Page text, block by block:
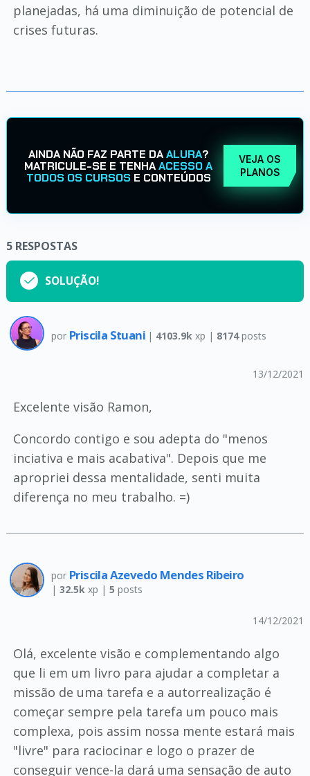
planejadas, há uma diminuição de potencial de
crises futuras.
AINDA NÃO FAZ PARTE DAALURA?
MATRICULE-SE E TENHAACESSO A
TODOS OS CURSOS E CONTEÚDOS
VEJA OS
PLANOS
5 RESPOSTAS
SOLUÇÃO!
por Priscila Stuani | 4103.9k xp | 8174posts
13/12/2021
Excelente visão Ramon,
Concordo contigo e sou adepta do "menos
inciativa e mais acabativa". Depois que me
apropriei dessa mentalidade, senti muita
diferença no meu trabalho. =)
por Priscila Azevedo Mendes Ribeiro
| 32.5kxp | 5 posts
14/12/2021
Olá, excelente visão e complementando algo
que li em um livro para ajudar a completar a
missão de uma tarefa e a autorrealização é
começar sempre pela tarefa um pouco mais
complexa, pois assim nossa mente estará mais
"livre" para raciocinar e logo o prazer de
conseguir vence-la dará uma sensação de auto